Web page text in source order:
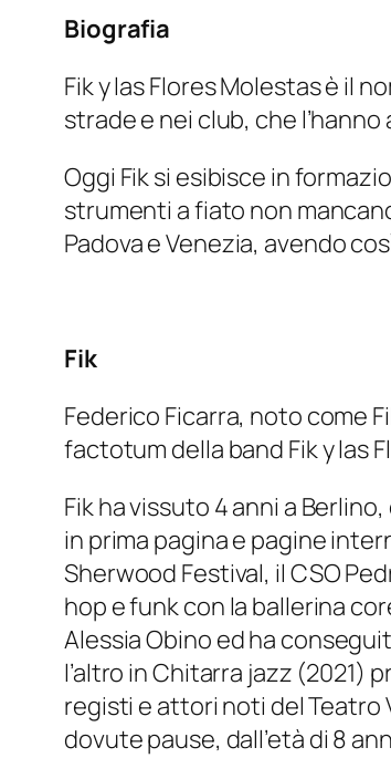
Biografia
Fik y las Flores Molestas è il
strade e nei club, che
Oggi Fik si esibisce in
strumenti a fiato non
Padova e Venezia, avendo
Fik
Federico Ficarra, noto come
factotum della band Fik y las
Fik ha vissuto 4 anni a
in prima pagina e pagine
Sherwood Festival, il CSO
hop e funk con la ballerina
Alessia Obino ed ha
l’altro in Chitarra jazz (2021)
registi e attori noti del Teatro
dovute pause, dall’età di 8